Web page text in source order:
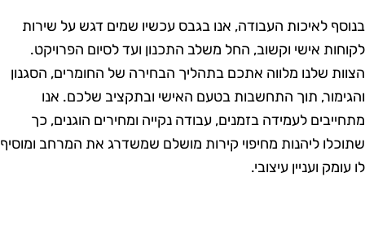
לאיכות העבודה, אנו בגבס עכשיו שמים דגש על שירות
אישי וקשוב, החל משלב התכנון ועד לסיום הפרויקט.
שלנו מלווה אתכם בתהליך הבחירה של החומרים, הסגנון
תוך התחשבות בטעם האישי ובתקציב שלכם. אנו
לעמידה בזמנים, עבודה נקייה ומחירים הוגנים, כך
ליהנות מחיפוי קירות מושלם שמשדרג את המרחב ומוסיף
עומק ועניין עיצובי.